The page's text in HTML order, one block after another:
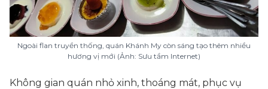
Ngoài flan truyền thống, quán Khánh My còn sáng tạo thêm nhiều
hương vị mới (Ảnh: Sưu tầm Internet)
Không gian quán nhỏ xinh, thoáng mát, phục vụ